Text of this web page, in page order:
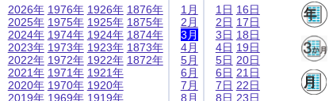
2026年
2025年
2024年
2023年
2022年
2021年
2020年
2019年
1976年
1975年
1974年
1973年
1972年
1971年
1970年
1969年
1926年
1925年
1924年
1923年
1922年
1921年
1920年
1919年
1876年
1875年
1874年
1873年
1872年
1月
2月
3月
4月
5月
6月
7月
8月
1日
2日
3日
4日
5日
6日
7日
8日
16日
17日
18日
19日
20日
21日
22日
23日